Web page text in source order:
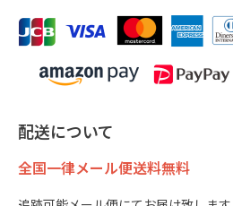
配送について
全国一律メール便送料無料